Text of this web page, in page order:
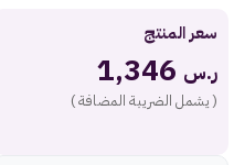
سعر المنتج
ر.س
( يشمل الضريبة المضافة )